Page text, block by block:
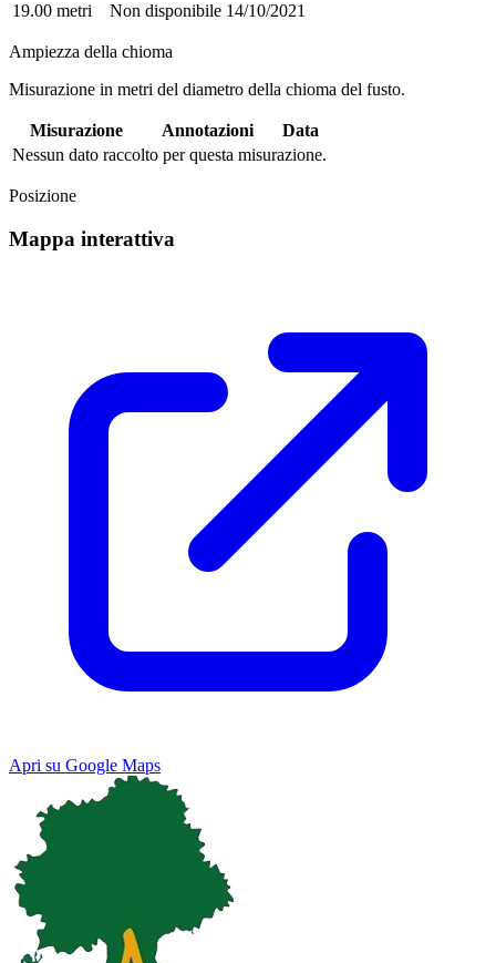
19.00 metri
Non disponibile 14/10/2021
Ampiezza della chioma
Misurazione in metri del diametro della chioma del fusto.
Misurazione Annotazioni
Data
Nessun dato raccolto per questa misurazione.
Posizione
Mappa interattiva
Apri su Google Maps
Map Satellite
Keyboard shortcuts